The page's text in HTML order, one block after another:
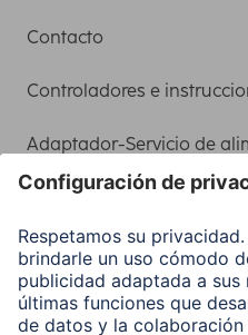
Contacto
Controladores e
Adaptador-Servicio de
Clientes online
Conviértete en distribuidor